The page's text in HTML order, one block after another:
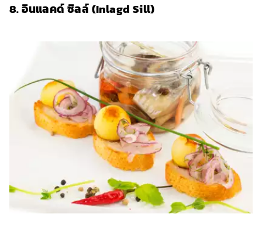
8. อินแลคด์ ซิลล์ (Inlagd Sill)